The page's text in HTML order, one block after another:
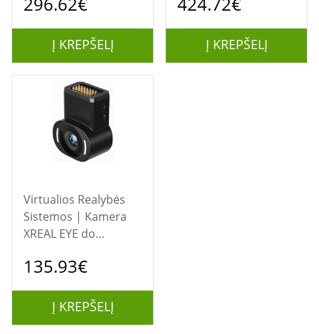
+256GB)
Į KREPŠELĮ Į KREPŠELĮ
Virtualios Realybės
Sistemos | Kamera
XREAL EYE do
135.93€
Į KREPŠELĮ